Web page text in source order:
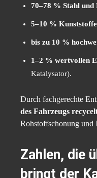
70–78 % Stahl und
5–10 %
bis zu 10 %
1–2 % wertvollen
Katalysator).
Durch fachgerechte
des Fahrzeugs
Rohstoffschonung und
Zahlen, die
bringt der